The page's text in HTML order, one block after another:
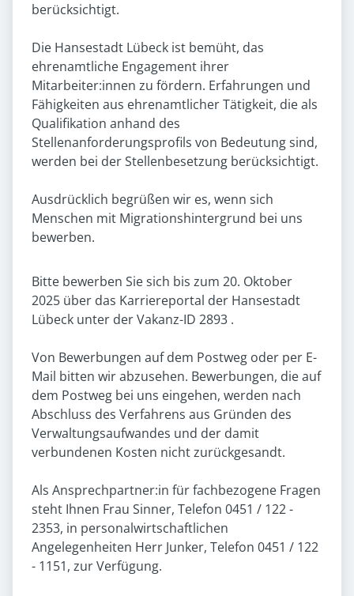
berücksichtigt.
Die Hansestadt Lübeck ist bemüht, das
ehrenamtliche Engagement ihrer
Mitarbeiter:innen zu fördern. Erfahrungen und
Fähigkeiten aus ehrenamtlicher Tätigkeit, die als
Qualifikation anhand des
Stellenanforderungsprofils von Bedeutung sind,
werden bei der Stellenbesetzung berücksichtigt.
Ausdrücklich begrüßen wir es, wenn sich
Menschen mit Migrationshintergrund bei uns
bewerben.
Bitte bewerben Sie sich bis zum 20. Oktober
2025 über das Karriereportal der Hansestadt
Lübeck unter der Vakanz-ID 2893 .
Von Bewerbungen auf dem Postweg oder per E-
Mail bitten wir abzusehen. Bewerbungen, die auf
dem Postweg bei uns eingehen, werden nach
Abschluss des Verfahrens aus Gründen des
Verwaltungsaufwandes und der damit
verbundenen Kosten nicht zurückgesandt.
Als Ansprechpartner:in für fachbezogene Fragen
steht Ihnen Frau Sinner, Telefon 0451 / 122 -
2353, in personalwirtschaftlichen
Angelegenheiten Herr Junker, Telefon 0451 / 122
- 1151, zur Verfügung.